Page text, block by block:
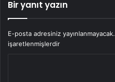
Bir yanıt yazın
E-posta adresiniz yayınlanmayacak.
işaretlenmişlerdir